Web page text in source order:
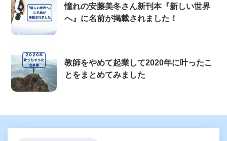
憧れの安藤美冬さん新刊本『新しい世界
へ』に名前が掲載されました！
教師をやめて起業して2020年に叶ったこ
とをまとめてみました